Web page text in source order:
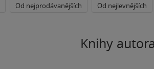
Od nejprodávanějších Od nejlevnějších
Knihy autora